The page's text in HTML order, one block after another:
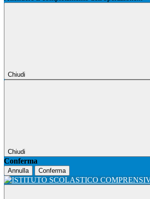
Chiudi
Chiudi
Conferma
Annulla Conferma